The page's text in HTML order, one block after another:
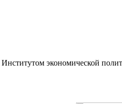
Институтом экономической